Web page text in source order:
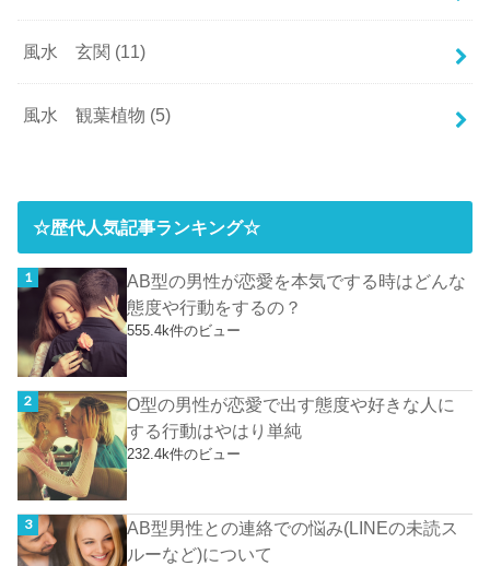
風水 玄関 (11)
風水 観葉植物 (5)
☆歴代人気記事ランキング☆
AB型の男性が恋愛を本気でする時はどんな
態度や行動をするの？
555.4k件のビュー
O型の男性が恋愛で出す態度や好きな人に
する行動はやはり単純
232.4k件のビュー
AB型男性との連絡での悩み(LINEの未読ス
ルーなど)について